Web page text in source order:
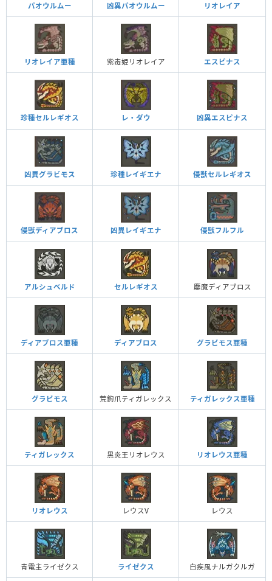
パオウルムー 凶異パオウルムー リオレイア
リオレイア亜種 紫毒姫リオレイア エスピナス
珍種セルレギオス レ・ダウ 凶異エスピナス
凶異グラビモス 珍種レイギエナ 侵獣セルレギオス
侵獣ディアブロス 凶異レイギエナ 侵獣フルフル
アルシュベルド セルレギオス 鏖魔ディアブロス
ディアブロス亜種 ディアブロス グラビモス亜種
グラビモス 荒鉤爪ティガレックス ティガレックス亜種
ティガレックス 黒炎王リオレウス リオレウス亜種
リオレウス レウスV レウス
青電主ライゼクス ライゼクス 白疾風ナルガクルガ